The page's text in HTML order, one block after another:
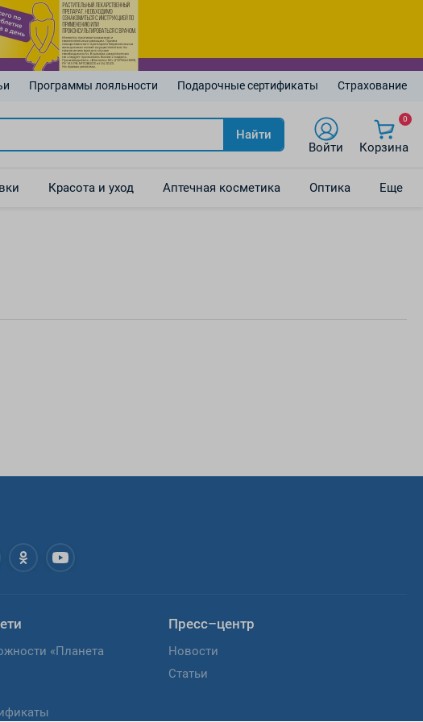
Программы лояльности Подарочные сертификаты Страхование
Найти
Войти
0
Корзина
Красота и уход Аптечная косметика Оптика Еще
«Планета
Пресс–центр
Новости
Статьи